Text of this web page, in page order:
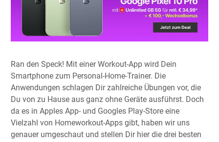
Ran den Speck! Mit einer Workout-App wird Dein
Smartphone zum Personal-Home-Trainer. Die
Anwendungen schlagen Dir zahlreiche Übungen vor, die
Du von zu Hause aus ganz ohne Geräte ausführst. Doch
da es in Apples App- und Googles Play-Store eine
Vielzahl von Homeworkout-Apps gibt, haben wir uns
genauer umgeschaut und stellen Dir hier die drei besten